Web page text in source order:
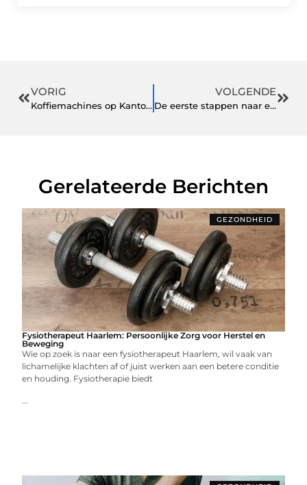
VORIG
Koffiemachines op Kantoor: Een Essentiële Voorziening
VOLGENDE
De eerste stappen naar een business
Gerelateerde Berichten
GEZONDHEID
Fysiotherapeut Haarlem: Persoonlijke Zorg voor Herstel en
Beweging
Wie op zoek is naar een fysiotherapeut Haarlem, wil vaak van
lichamelijke klachten af of juist werken aan een betere conditie
en houding. Fysiotherapie biedt
...